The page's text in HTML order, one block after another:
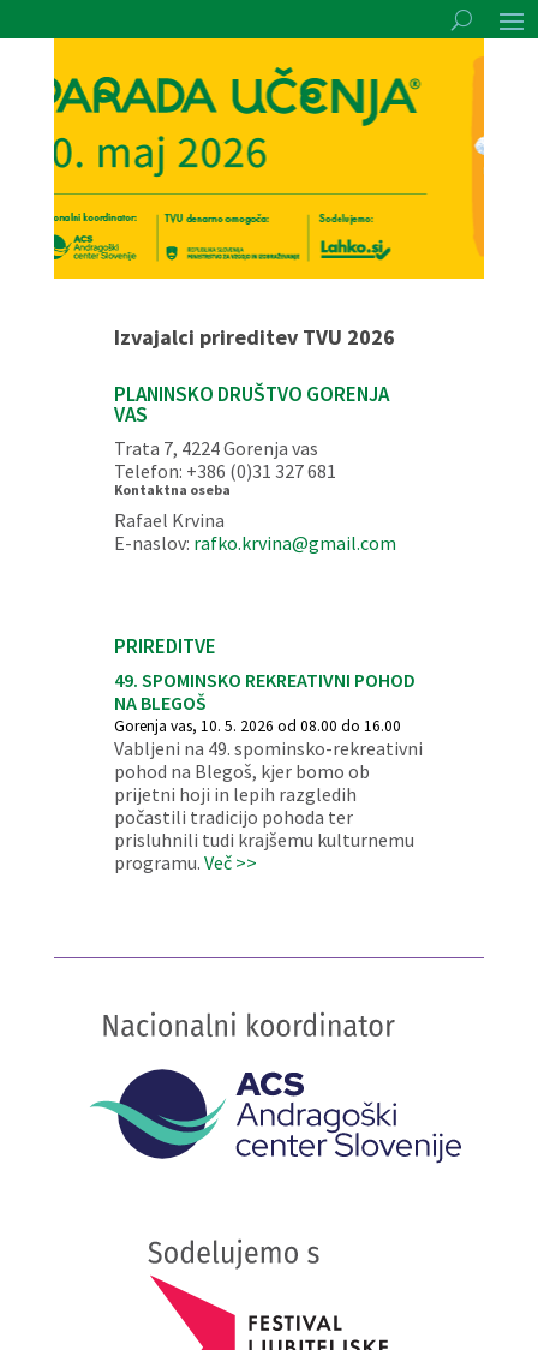
Izvajalci prireditev TVU 2026
PLANINSKO DRUŠTVO GORENJA
VAS
Trata 7, 4224 Gorenja vas
Telefon: +386 (0)31 327 681
Kontaktna oseba
Rafael Krvina
E-naslov: rafko.krvina@gmail.com
PRIREDITVE
49. SPOMINSKO REKREATIVNI POHOD
NA BLEGOŠ
Gorenja vas, 10. 5. 2026 od 08.00 do 16.00
Vabljeni na 49. spominsko-rekreativni
pohod na Blegoš, kjer bomo ob
prijetni hoji in lepih razgledih
počastili tradicijo pohoda ter
prisluhnili tudi krajšemu kulturnemu
programu. Več >>